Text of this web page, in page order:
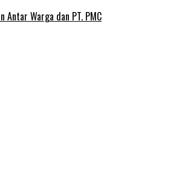
Antar Warga dan PT. PMC